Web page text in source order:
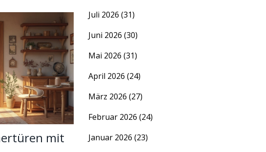
mit
Juli 2026 (31)
Juni 2026 (30)
Mai 2026 (31)
April 2026 (24)
März 2026 (27)
Februar 2026 (24)
Januar 2026 (23)